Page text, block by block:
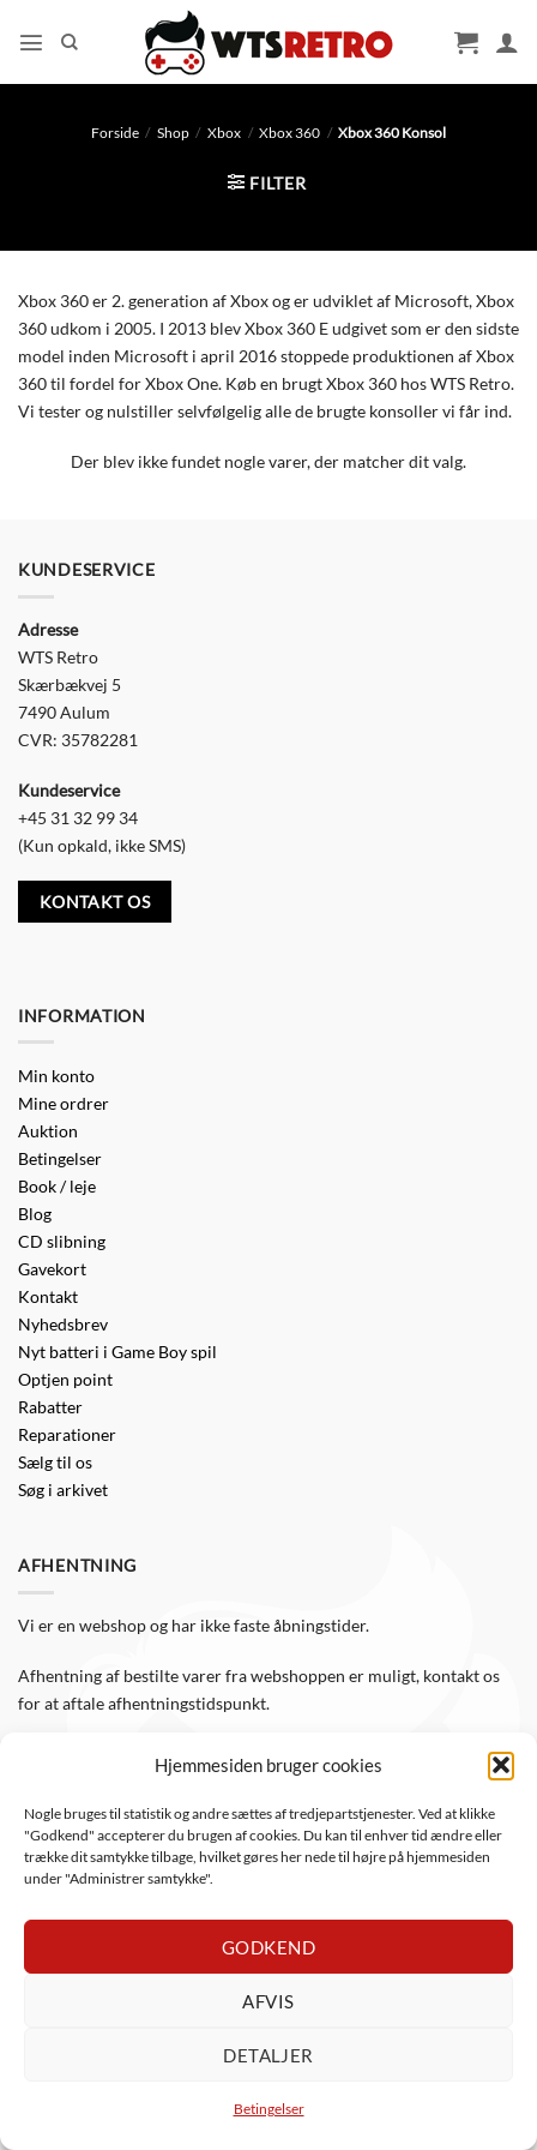
Hjemmesiden bruger cookies
Nogle bruges til statistik og andre sættes af tredjepartstjenester. Ved at klikke
"Godkend" accepterer du brugen af cookies. Du kan til enhver tid ændre eller
trække dit samtykke tilbage, hvilket gøres her nede til højre på hjemmesiden
under "Administrer samtykke".
GODKEND
AFVIS
DETALJER
Betingelser
Forside / Shop / Xbox / Xbox 360 / Xbox 360 Konsol
FILTER
Xbox 360 er 2. generation af Xbox og er udviklet af Microsoft, Xbox
360 udkom i 2005. I 2013 blev Xbox 360 E udgivet som er den sidste
model inden Microsoft i april 2016 stoppede produktionen af Xbox
360 til fordel for Xbox One. Køb en brugt Xbox 360 hos WTS Retro.
Vi tester og nulstiller selvfølgelig alle de brugte konsoller vi får ind.
Der blev ikke fundet nogle varer, der matcher dit valg.
KUNDESERVICE
Adresse
WTS Retro
Skærbækvej 5
7490 Aulum
CVR: 35782281
Kundeservice
+45 31 32 99 34
(Kun opkald, ikke SMS)
KONTAKT OS
INFORMATION
Min konto
Mine ordrer
Auktion
Betingelser
Book / leje
Blog
CD slibning
Gavekort
Kontakt
Nyhedsbrev
Nyt batteri i Game Boy spil
Optjen point
Rabatter
Reparationer
Sælg til os
Søg i arkivet
AFHENTNING
Vi er en webshop og har ikke faste åbningstider.
Afhentning af bestilte varer fra webshoppen er muligt, kontakt os
for at aftale afhentningstidspunkt.
Følg WTS Retro på de sociale medier, så er du altid opdateret.
Electron
Copyright 2026 ©WTS Retro